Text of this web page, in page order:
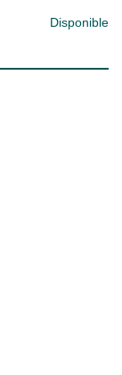
Disponible